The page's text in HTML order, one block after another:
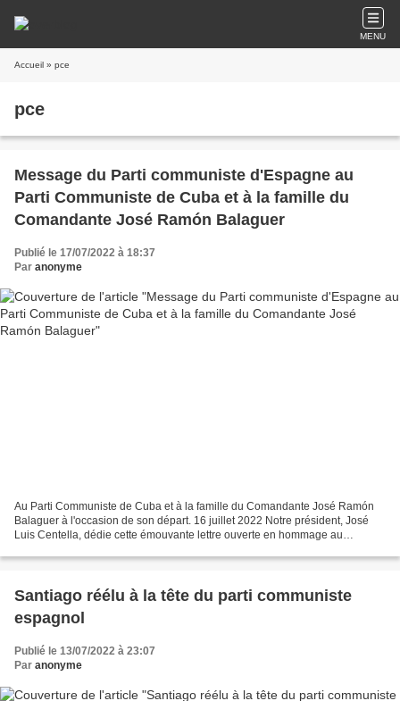
MENU
Accueil » pce
pce
Message du Parti communiste d'Espagne au
Parti Communiste de Cuba et à la famille du
Comandante José Ramón Balaguer
Publié le 17/07/2022 à 18:37
Par anonyme
Au Parti Communiste de Cuba et à la famille du Comandante José Ramón
Balaguer à l'occasion de son départ. 16 juillet 2022 Notre président, José
Luis Centella, dédie cette émouvante lettre ouverte en hommage au
Santiago réélu à la tête du parti communiste
espagnol
Publié le 13/07/2022 à 23:07
Par anonyme